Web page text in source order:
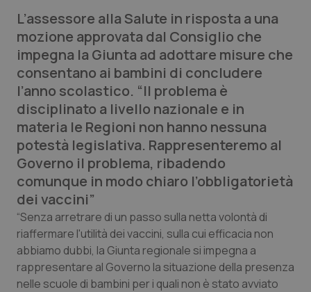
Edizioni Regionali
QS Pro
Professionisti Sanitari.AI
Abruzzo
Basilicata
Calabria
Campania
Emilia-Romagna
QS Pro Gold
Artrite & artrosi
Asma & BPCO
Car-T
Colesterolo & coronaropatie
QS Club Newsletter
L’assessore alla Salute in risposta a una
mozione approvata dal Consiglio che
impegna la Giunta ad adottare misure che
consentano ai bambini di concludere
l’anno scolastico. “Il problema è
disciplinato a livello nazionale e in
materia le Regioni non hanno nessuna
potestà legislativa. Rappresenteremo al
Governo il problema, ribadendo
comunque in modo chiaro l’obbligatorietà
dei vaccini”
“Senza arretrare di un passo sulla netta volontà di
riaffermare l'utilità dei vaccini, sulla cui efficacia non
abbiamo dubbi, la Giunta regionale si impegna a
rappresentare al Governo la situazione della presenza
nelle scuole di bambini per i quali non è stato avviato